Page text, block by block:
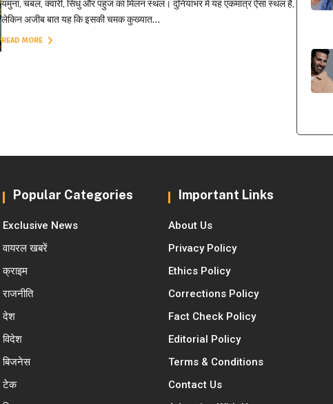
यमुना, चंबल, क्वारी, सिंधु और पहुज का मिलन स्थल। दुनियाभर में यह एकमात्र ऐसा स्थल है,
लेकिन अजीब बात यह कि इसकी चमक कुख्यात...
READ MORE
Popular Categories
Exclusive News
वायरल खबरें
क्राइम
राजनीति
देश
विदेश
बिजनेस
टेक
Important Links
About Us
Privacy Policy
Ethics Policy
Corrections Policy
Fact Check Policy
Editorial Policy
Terms & Conditions
Contact Us